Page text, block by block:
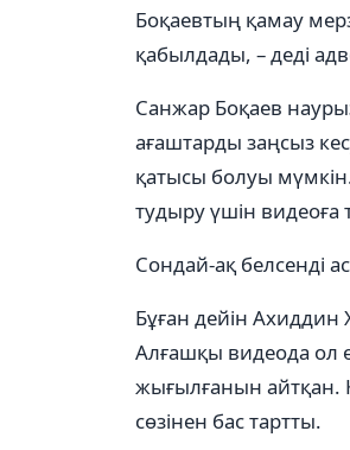
Боқаевтың қамау
қабылдады, – деді
Санжар Боқаев
ағаштарды заңсыз
қатысы болуы
тудыру үшін видеоға
Сондай-ақ белсенді
Бұған дейін Ахиддин
Алғашқы видеода ол
жығылғанын айтқан.
сөзінен бас тартты.